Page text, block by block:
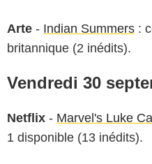
Arte - Indian Summers :
britannique (2 inédits).
Vendredi 30
Netflix - Marvel's Luke
1 disponible (13 inédits).